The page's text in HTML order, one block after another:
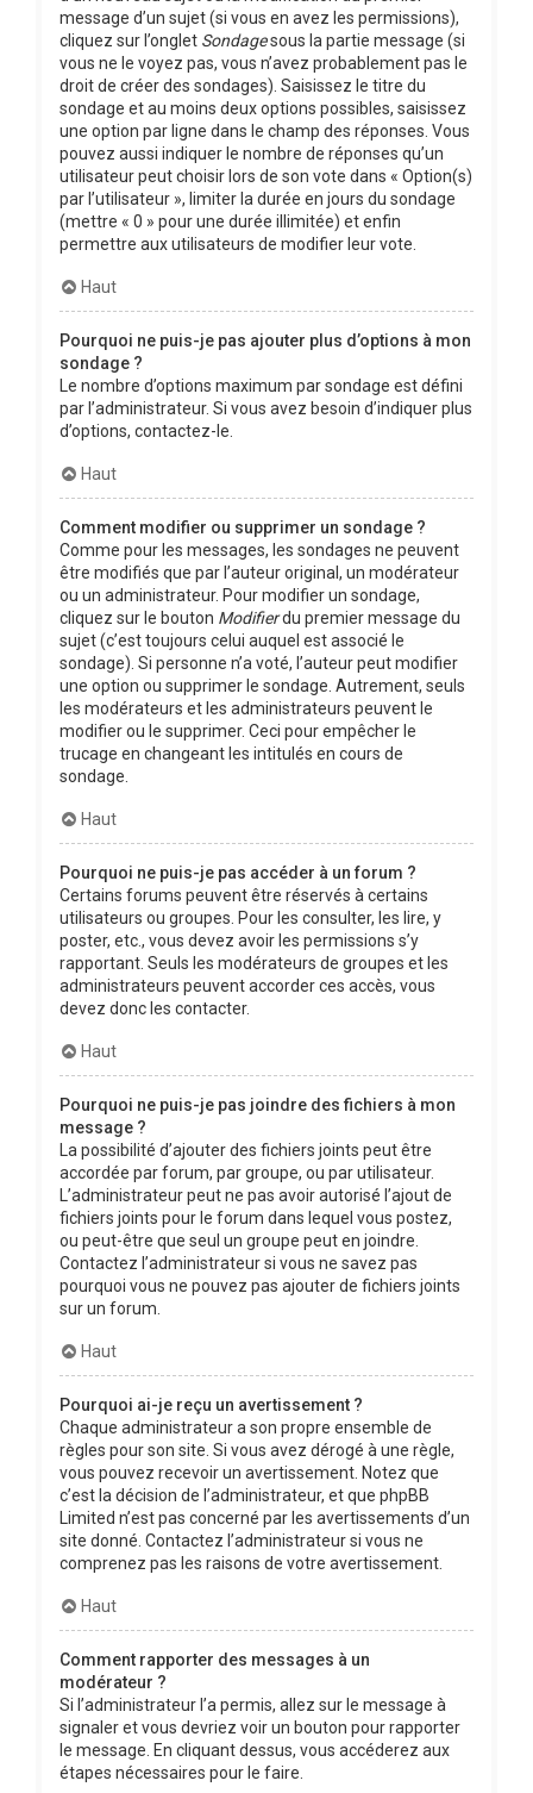
message d’un sujet (si vous en avez les permissions),
cliquez sur l’onglet Sondagesous la partie message (si
vous ne le voyez pas, vous n’avez probablement pas le
droit de créer des sondages). Saisissez le titre du
sondage et au moins deux options possibles, saisissez
une option par ligne dans le champ des réponses. Vous
pouvez aussi indiquer le nombre de réponses qu’un
utilisateur peut choisir lors de son vote dans « Option(s)
par l’utilisateur », limiter la durée en jours du sondage
(mettre « 0 » pour une durée illimitée) et enfin
permettre aux utilisateurs de modifier leur vote.
Haut
Pourquoi ne puis-je pas ajouter plus d’options à mon
sondage ?
Le nombre d’options maximum par sondage est défini
par l’administrateur. Si vous avez besoin d’indiquer plus
d’options, contactez-le.
Haut
Comment modifier ou supprimer un sondage ?
Comme pour les messages, les sondages ne peuvent
être modifiés que par l’auteur original, un modérateur
ou un administrateur. Pour modifier un sondage,
cliquez sur le bouton Modifierdu premier message du
sujet (c’est toujours celui auquel est associé le
sondage). Si personne n’a voté, l’auteur peut modifier
une option ou supprimer le sondage. Autrement, seuls
les modérateurs et les administrateurs peuvent le
modifier ou le supprimer. Ceci pour empêcher le
trucage en changeant les intitulés en cours de
sondage.
Haut
Pourquoi ne puis-je pas accéder à un forum ?
Certains forums peuvent être réservés à certains
utilisateurs ou groupes. Pour les consulter, les lire, y
poster, etc., vous devez avoir les permissions s’y
rapportant. Seuls les modérateurs de groupes et les
administrateurs peuvent accorder ces accès, vous
devez donc les contacter.
Haut
Pourquoi ne puis-je pas joindre des fichiers à mon
message ?
La possibilité d’ajouter des fichiers joints peut être
accordée par forum, par groupe, ou par utilisateur.
L’administrateur peut ne pas avoir autorisé l’ajout de
fichiers joints pour le forum dans lequel vous postez,
ou peut-être que seul un groupe peut en joindre.
Contactez l’administrateur si vous ne savez pas
pourquoi vous ne pouvez pas ajouter de fichiers joints
sur un forum.
Haut
Pourquoi ai-je reçu un avertissement ?
Chaque administrateur a son propre ensemble de
règles pour son site. Si vous avez dérogé à une règle,
vous pouvez recevoir un avertissement. Notez que
c’est la décision de l’administrateur, et que phpBB
Limited n’est pas concerné par les avertissements d’un
site donné. Contactez l’administrateur si vous ne
comprenez pas les raisons de votre avertissement.
Haut
Comment rapporter des messages à un
modérateur ?
Si l’administrateur l’a permis, allez sur le message à
signaler et vous devriez voir un bouton pour rapporter
le message. En cliquant dessus, vous accéderez aux
étapes nécessaires pour le faire.